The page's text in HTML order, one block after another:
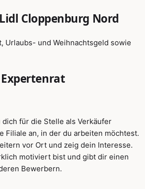
Cloppenburg Nord
Urlaubs- und Weihnachtsgeld sowie
dich für die Stelle als Verkäufer
Filiale an, in der du arbeiten möchtest.
vor Ort und zeig dein Interesse.
motiviert bist und gibt dir einen
Bewerbern.